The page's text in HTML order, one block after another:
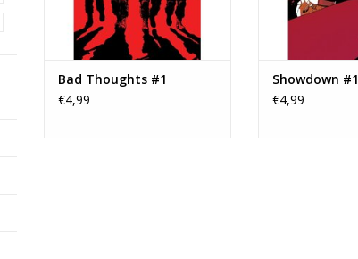
Bad Thoughts #1
€4,99
Showdown #1
€4,99